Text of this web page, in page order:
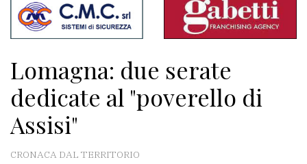
del
sito
Associazioni
Meteo
CONTATTI
Lomagna: due serate
dedicate al "poverello di
Assisi"
CRONACA DAL TERRITORIO